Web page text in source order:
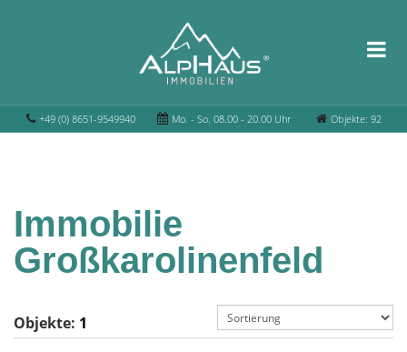
+49 (0) 8651-9549940 Mo. - So. 08.00 - 20.00 Uhr Objekte: 92
Immobilie
Großkarolinenfeld
Objekte: 1